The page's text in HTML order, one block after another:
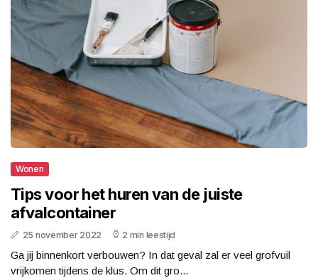
Wonen
Tips voor het huren van de juiste
afvalcontainer
25 november 2022 2 min leestijd
Ga jij binnenkort verbouwen? In dat geval zal er veel grofvuil
vrijkomen tijdens de klus. Om dit gro...